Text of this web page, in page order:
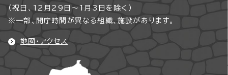
（祝日、12月29日～1月3日を除く）
※一部、開庁時間が異なる組織、施設があります。
地図・アクセス